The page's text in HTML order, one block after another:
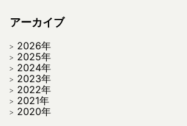
アーカイブ
2026年
2025年
2024年
2023年
2022年
2021年
2020年